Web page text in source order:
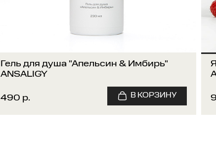
Гель для душа "Апельсин & Имбирь"
ANSALIGY
490 р.